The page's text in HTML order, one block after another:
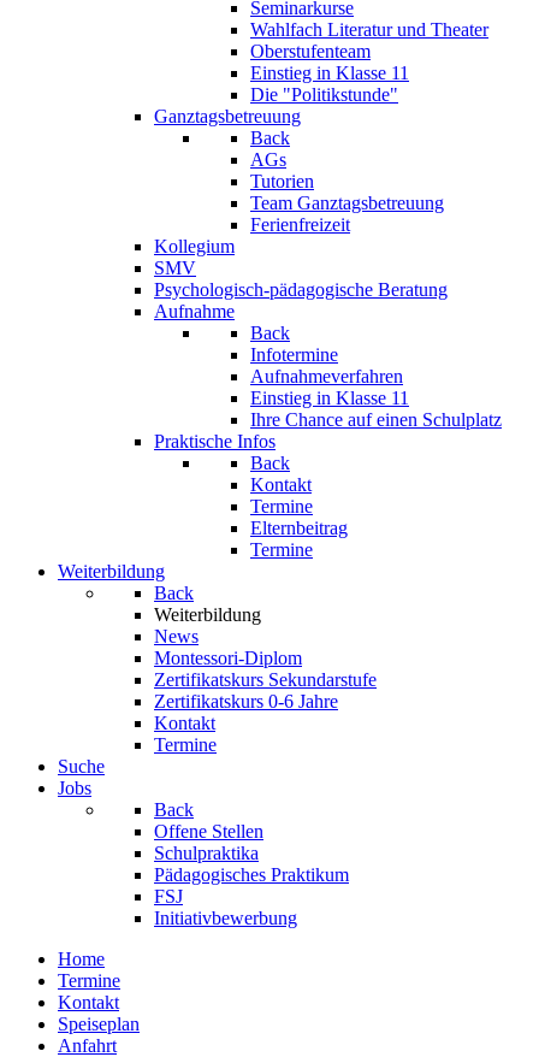
Seminarkurse
Wahlfach Literatur und Theater
Oberstufenteam
Einstieg in Klasse 11
Die "Politikstunde"
Ganztagsbetreuung
Back
AGs
Tutorien
Team Ganztagsbetreuung
Ferienfreizeit
Kollegium
SMV
Psychologisch-pädagogische Beratung
Aufnahme
Back
Infotermine
Aufnahmeverfahren
Einstieg in Klasse 11
Ihre Chance auf einen Schulplatz
Praktische Infos
Back
Kontakt
Termine
Elternbeitrag
Termine
Weiterbildung
Back
Weiterbildung
News
Montessori-Diplom
Zertifikatskurs Sekundarstufe
Zertifikatskurs 0-6 Jahre
Kontakt
Termine
Suche
Jobs
Back
Offene Stellen
Schulpraktika
Pädagogisches Praktikum
FSJ
Initiativbewerbung
Home
Termine
Kontakt
Speiseplan
Anfahrt